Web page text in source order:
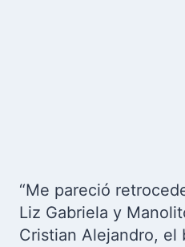
“Me pareció
Liz Gabriela y
Cristian Alejandro, el